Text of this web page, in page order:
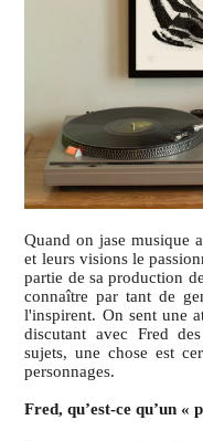
Quand on jase musique
et leurs visions le
partie de sa production
connaître par tant de
l'inspirent. On sent une
discutant avec Fred
sujets, une chose est
personnages.
Fred, qu’est-ce qu’un «